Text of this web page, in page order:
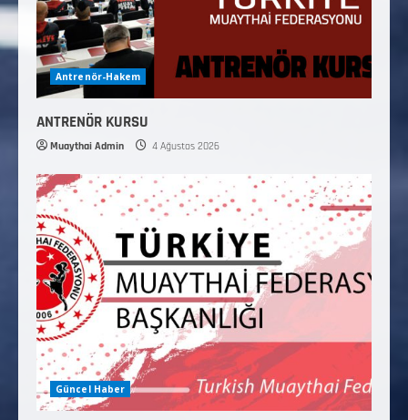
Antrenör-Hakem
ANTRENÖR KURSU
Muaythai Admin 4 Ağustos 2026
Güncel Haber